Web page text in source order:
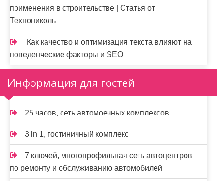
применения в строительстве | Статья от
Технониколь
Как качество и оптимизация текста влияют на
поведенческие факторы и SEO
Информация для гостей
25 часов, сеть автомоечных комплексов
3 in 1, гостиничный комплекс
7 ключей, многопрофильная сеть автоцентров
по ремонту и обслуживанию автомобилей